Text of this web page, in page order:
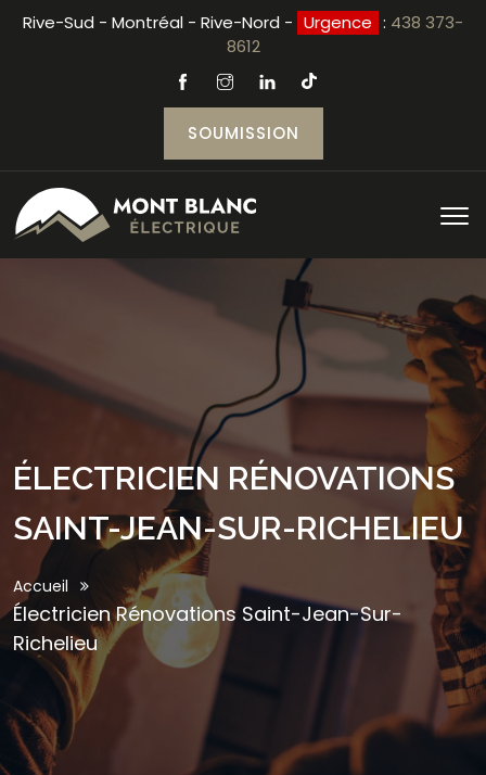
Rive-Sud - Montréal - Rive-Nord - Urgence : 438 373-
8612
SOUMISSION
ÉLECTRICIEN RÉNOVATIONS
SAINT-JEAN-SUR-RICHELIEU
Accueil
Électricien Rénovations Saint-Jean-Sur-
Richelieu